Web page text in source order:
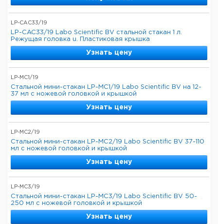
LP-CAC33/19
LP-CAC33/19 Labo Scientific BV стальной стакан 1 л.
Режущая головка u. Пластиковая крышка
Узнать цену
LP-MC1/19
Стальной мини-стакан LP-MC1/19 Labo Scientific BV на 12-
37 мл с ножевой головкой и крышкой
Узнать цену
LP-MC2/19
Стальной мини-стакан LP-MC2/19 Labo Scientific BV 37-110
мл с ножевой головкой и крышкой
Узнать цену
LP-MC3/19
Стальной мини-стакан LP-MC3/19 Labo Scientific BV 50-
250 мл с ножевой головкой и крышкой
Узнать цену